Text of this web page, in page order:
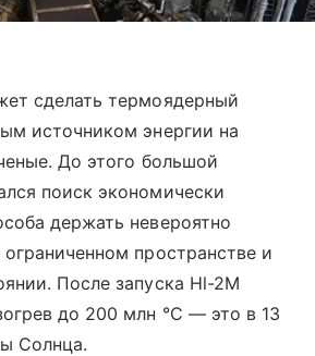
сделать термоядерный
источником энергии на
До этого большой
поиск экономически
держать невероятно
пространстве и
После запуска Hl-2M
до 200 млн °C — это в 13
Солнца.